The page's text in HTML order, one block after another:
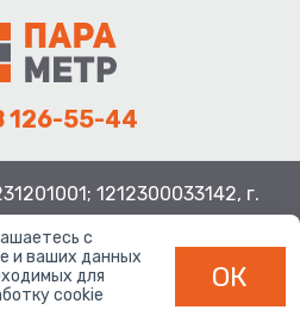
126-55-44
1212300033142, г.
с
и ваших данных
для
cookie
ОК